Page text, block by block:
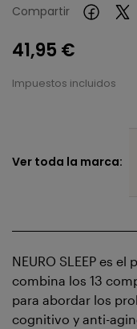
Compartir
41,95 €
Impuestos incluidos
Ver toda la marca:
NEURO SLEEP es
combina los 13
para abordar los
cognitivo y anti-